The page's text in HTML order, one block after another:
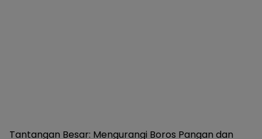
Tantangan Besar: Mengurangi Boros Pangan dan